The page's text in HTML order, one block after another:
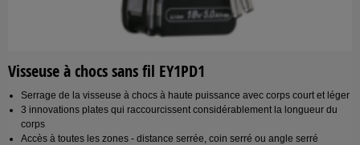
Visseuse à chocs sans fil EY1PD1
Serrage de la visseuse à chocs à haute puissance avec corps court et léger
3 innovations plates qui raccourcissent considérablement la longueur du
corps
Accès à toutes les zones - distance serrée, coin serré ou angle serré